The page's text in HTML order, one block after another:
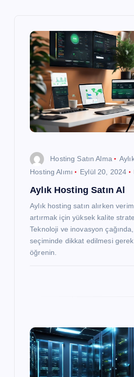
Hosting Satın Alma
Hosting Alımı
Eylül 20, 2024
Aylık Hosting Satın Al
Aylık hosting satın alırken
artırmak için yüksek kalite
Teknoloji ve inovasyon
seçiminde dikkat edilmesi
öğrenin.